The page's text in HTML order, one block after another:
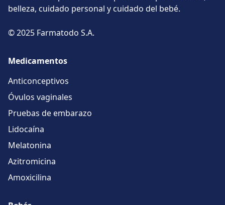
belleza, cuidado personal y cuidado del bebé.
© 2025 Farmatodo S.A.
Medicamentos
Anticonceptivos
Óvulos vaginales
Pruebas de embarazo
Lidocaína
Melatonina
Azitromicina
Amoxicilina